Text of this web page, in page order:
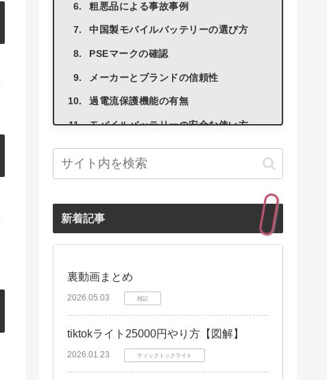
粗悪品による事故事例
中国製モバイルバッテリーの選び方
PSEマークの確認
メーカーとブランドの信頼性
過電流保護機能の有無
モバイルバッテリーの安全な使い方
正しい充電方法
保管場所と温度
モバイルバッテリーの寿命と廃棄方法
寿命の目安
リサイクルの重要性
モバイルバッテリーの事故と対策
事故の原因と予防策
発熱・発火時の対処法
新着記事
裏動画まとめ
2026.05.03 雑記
tiktokライト25000円やり方【図解】
2026.01.23 ティックトックライト